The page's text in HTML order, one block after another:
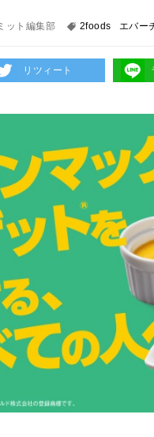
ット編集部 2foods エバー
リツィート